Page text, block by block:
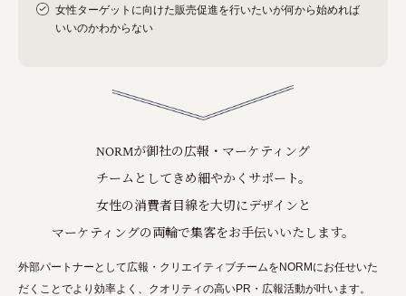
女性ターゲットに向けた販売促進を行いたいが何から始めれば
いいのかわからない
NORMが御社の広報・マーケティング
チームとしてきめ細やかくサポート。
女性の消費者目線を大切にデザインと
マーケティングの両輪で集客をお手伝いいたします。
外部パートナーとして広報・クリエイティブチームをNORMにお任せいた
だくことでより効率よく、クオリティの高いPR・広報活動が叶います。